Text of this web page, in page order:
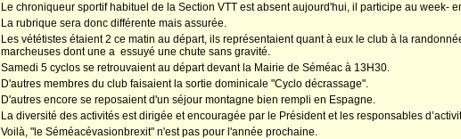
Le chroniqueur sportif habituel de la Section VTT est absent aujourd'hui, il participe au
La rubrique sera donc différente mais assurée.
Les vététistes étaient 2 ce matin au départ, ils représentaient quant à eux le club à la
marcheuses dont une a essuyé une chute sans gravité.
Samedi 5 cyclos se retrouvaient au départ devant la Mairie de Séméac à 13H30.
D'autres membres du club faisaient la sortie dominicale "Cyclo décrassage".
D'autres encore se reposaient d'un séjour montagne bien rempli en Espagne.
La diversité des activités est dirigée et encouragée par le Président et les responsables
Voilà, "le Séméacévasionbrexit" n'est pas pour l'année prochaine.